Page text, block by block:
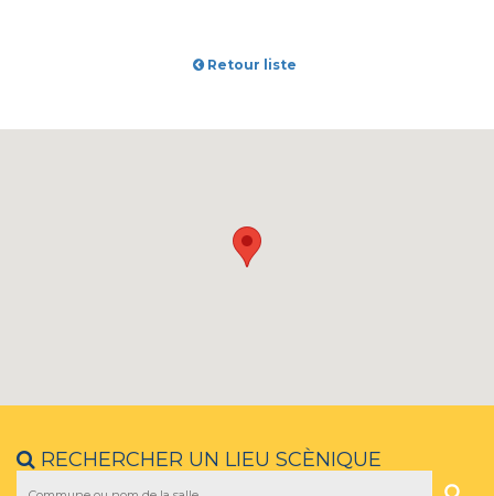
Retour liste
RECHERCHER UN LIEU SCÈNIQUE